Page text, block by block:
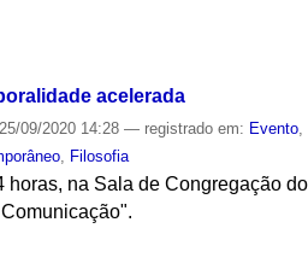
acelerada
25/09/2020 14:28— registrado em: Evento
Filosofia
na Sala de Congregação